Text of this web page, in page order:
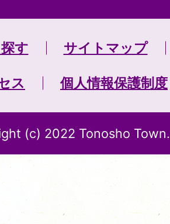
す サイトマップ
ス 個人情報保護制度
(c) 2022 Tonosho